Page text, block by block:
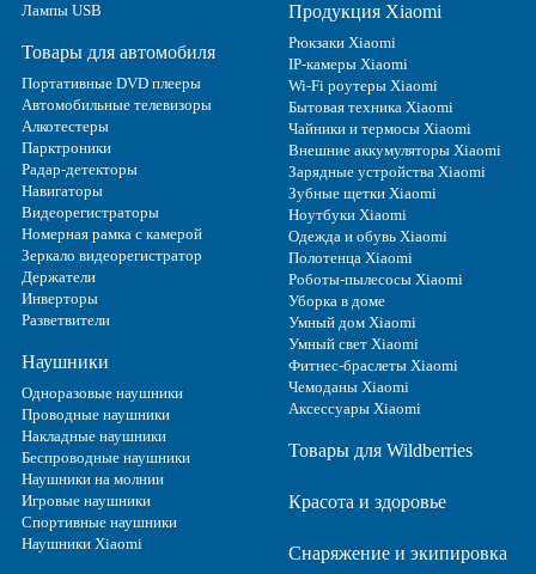
Лампы USB
Товары для автомобиля
Портативные DVD плееры
Автомобильные телевизоры
Алкотестеры
Парктроники
Радар-детекторы
Навигаторы
Видеорегистраторы
Номерная рамка с камерой
Зеркало видеорегистратор
Держатели
Инверторы
Разветвители
Наушники
Одноразовые наушники
Проводные наушники
Накладные наушники
Беспроводные наушники
Наушники на молнии
Игровые наушники
Спортивные наушники
Наушники Xiaomi
Продукция Xiaomi
Рюкзаки Xiaomi
IP-камеры Xiaomi
Wi-Fi роутеры Xiaomi
Бытовая техника Xiaomi
Чайники и термосы Xiaomi
Внешние аккумуляторы Xiaomi
Зарядные устройства Xiaomi
Зубные щетки Xiaomi
Ноутбуки Xiaomi
Одежда и обувь Xiaomi
Полотенца Xiaomi
Роботы-пылесосы Xiaomi
Уборка в доме
Умный дом Xiaomi
Умный свет Xiaomi
Фитнес-браслеты Xiaomi
Чемоданы Xiaomi
Аксессуары Xiaomi
Товары для Wildberries
Красота и здоровье
Снаряжение и экипировка